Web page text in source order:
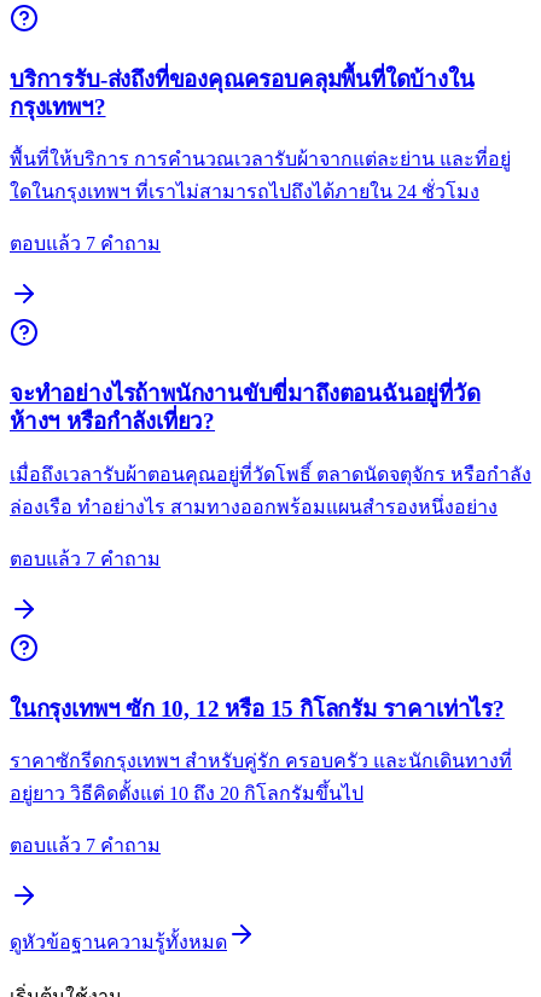
บริการรับ-ส่งถึงที่ของคุณครอบคลุมพื้นที่ใดบ้างใน
กรุงเทพฯ?
พื้นที่ให้บริการ การคำนวณเวลารับผ้าจากแต่ละย่าน และที่อยู่
ใดในกรุงเทพฯ ที่เราไม่สามารถไปถึงได้ภายใน 24 ชั่วโมง
ตอบแล้ว 7 คำถาม
จะทำอย่างไรถ้าพนักงานขับขี่มาถึงตอนฉันอยู่ที่วัด
ห้างฯ หรือกำลังเที่ยว?
เมื่อถึงเวลารับผ้าตอนคุณอยู่ที่วัดโพธิ์ ตลาดนัดจตุจักร หรือกำลัง
ล่องเรือ ทำอย่างไร สามทางออกพร้อมแผนสำรองหนึ่งอย่าง
ตอบแล้ว 7 คำถาม
ในกรุงเทพฯ ซัก 10, 12 หรือ 15 กิโลกรัม ราคาเท่าไร?
ราคาซักรีดกรุงเทพฯ สำหรับคู่รัก ครอบครัว และนักเดินทางที่
อยู่ยาว วิธีคิดตั้งแต่ 10 ถึง 20 กิโลกรัมขึ้นไป
ตอบแล้ว 7 คำถาม
ดูหัวข้อฐานความรู้ทั้งหมด